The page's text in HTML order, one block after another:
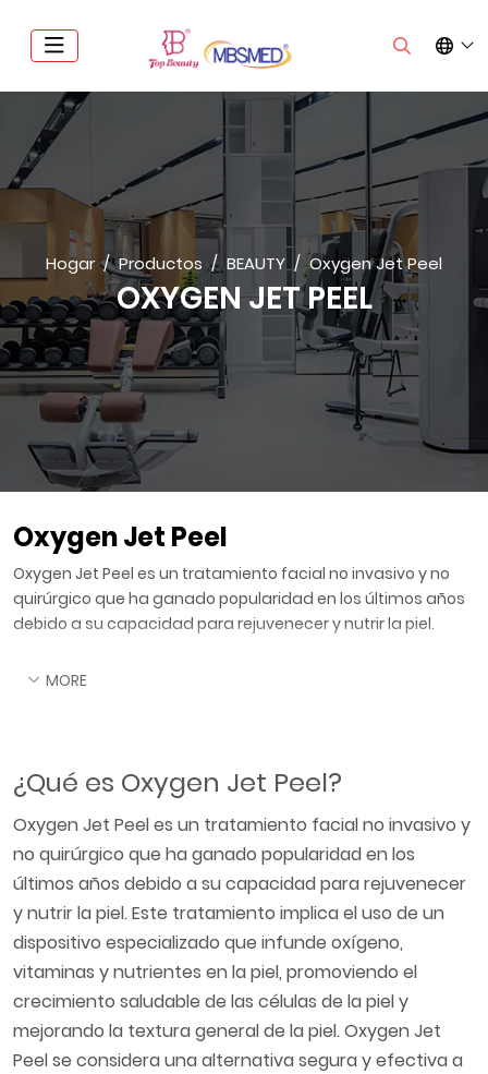
Hogar Productos BEAUTY Oxygen Jet Peel
OXYGEN JET PEEL
Oxygen Jet Peel
Oxygen Jet Peel es un tratamiento facial no invasivo y no
quirúrgico que ha ganado popularidad en los últimos años
debido a su capacidad para rejuvenecer y nutrir la piel.
MORE
¿Qué es Oxygen Jet Peel?
Oxygen Jet Peel es un tratamiento facial no invasivo y
no quirúrgico que ha ganado popularidad en los
últimos años debido a su capacidad para rejuvenecer
y nutrir la piel. Este tratamiento implica el uso de un
dispositivo especializado que infunde oxígeno,
vitaminas y nutrientes en la piel, promoviendo el
crecimiento saludable de las células de la piel y
mejorando la textura general de la piel. Oxygen Jet
Peel se considera una alternativa segura y efectiva a